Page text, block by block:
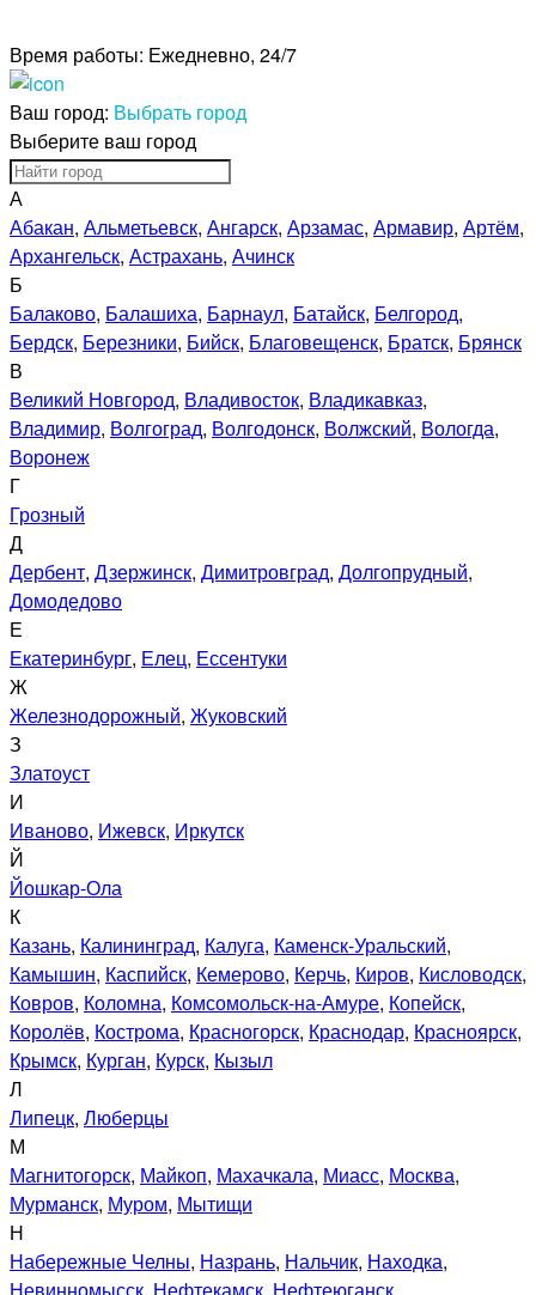
Время работы: Ежедневно, 24/7
Ваш город: Выбрать город
Выберите ваш город
А
Абакан, Альметьевск, Ангарск, Арзамас, Армавир, Артём,
Архангельск, Астрахань, Ачинск
Б
Балаково, Балашиха, Барнаул, Батайск, Белгород,
Бердск, Березники, Бийск, Благовещенск, Братск, Брянск
В
Великий Новгород, Владивосток, Владикавказ,
Владимир, Волгоград, Волгодонск, Волжский, Вологда,
Воронеж
Г
Грозный
Д
Дербент, Дзержинск, Димитровград, Долгопрудный,
Домодедово
Е
Екатеринбург, Елец, Ессентуки
Ж
Железнодорожный, Жуковский
З
Златоуст
И
Иваново, Ижевск, Иркутск
Й
Йошкар-Ола
К
Казань, Калининград, Калуга, Каменск-Уральский,
Камышин, Каспийск, Кемерово, Керчь, Киров, Кисловодск,
Ковров, Коломна, Комсомольск-на-Амуре, Копейск,
Королёв, Кострома, Красногорск, Краснодар, Красноярск,
Крымск, Курган, Курск, Кызыл
Л
Липецк, Люберцы
М
Магнитогорск, Майкоп, Махачкала, Миасс, Москва,
Мурманск, Муром, Мытищи
Н
Набережные Челны, Назрань, Нальчик, Находка,